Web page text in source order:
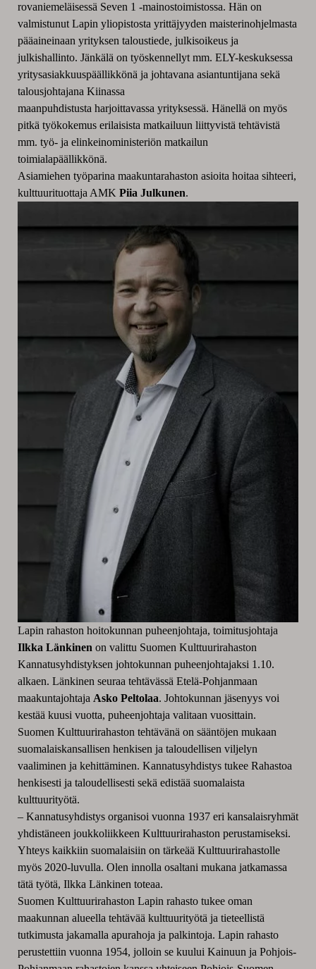
rovaniemeläisessä Seven 1 -mainostoimistossa. Hän on
valmistunut Lapin yliopistosta yrittäjyyden maisterinohjelmasta
pääaineinaan yrityksen taloustiede, julkisoikeus ja
julkishallinto. Jänkälä on työskennellyt mm. ELY-keskuksessa
yritysasiakkuuspäällikkönä ja johtavana asiantuntijana sekä
talousjohtajana Kiinassa
maanpuhdistusta harjoittavassa yrityksessä. Hänellä on myös
pitkä työkokemus erilaisista matkailuun liittyvistä tehtävistä
mm. työ- ja elinkeinoministeriön matkailun
toimialapäällikkönä.
Asiamiehen työparina maakuntarahaston asioita hoitaa sihteeri,
kulttuurituottaja AMK Piia Julkunen.
Lapin rahaston hoitokunnan puheenjohtaja, toimitusjohtaja
Ilkka Länkinen on valittu Suomen Kulttuurirahaston
Kannatusyhdistyksen johtokunnan puheenjohtajaksi 1.10.
alkaen. Länkinen seuraa tehtävässä Etelä-Pohjanmaan
maakuntajohtaja Asko Peltolaa. Johtokunnan jäsenyys voi
kestää kuusi vuotta, puheenjohtaja valitaan vuosittain.
Suomen Kulttuurirahaston tehtävänä on sääntöjen mukaan
suomalaiskansallisen henkisen ja taloudellisen viljelyn
vaaliminen ja kehittäminen. Kannatusyhdistys tukee Rahastoa
henkisesti ja taloudellisesti sekä edistää suomalaista
kulttuurityötä.
– Kannatusyhdistys organisoi vuonna 1937 eri kansalaisryhmät
yhdistäneen joukkoliikkeen Kulttuurirahaston perustamiseksi.
Yhteys kaikkiin suomalaisiin on tärkeää Kulttuurirahastolle
myös 2020-luvulla. Olen innolla osaltani mukana jatkamassa
tätä työtä, Ilkka Länkinen toteaa.
Suomen Kulttuurirahaston Lapin rahasto tukee oman
maakunnan alueella tehtävää kulttuurityötä ja tieteellistä
tutkimusta jakamalla apurahoja ja palkintoja. Lapin rahasto
perustettiin vuonna 1954, jolloin se kuului Kainuun ja Pohjois-